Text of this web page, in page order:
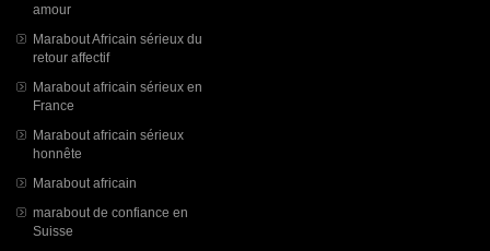
amour
Marabout Africain sérieux du
retour affectif
Marabout africain sérieux en
France
Marabout africain sérieux
honnête
Marabout africain
marabout de confiance en
Suisse